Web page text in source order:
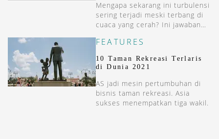
Mengapa sekarang ini turbulensi
sering terjadi meski terbang di
cuaca yang cerah? Ini jawaban
FEATURES
10 Taman Rekreasi Terlaris
di Dunia 2021
AS jadi mesin pertumbuhan di
bisnis taman rekreasi. Asia
sukses menempatkan tiga wakil.